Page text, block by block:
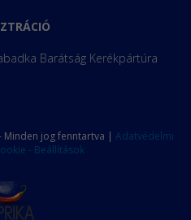
Barátság Kerékpártúra
Minden jog fenntartva | Adatvédelmi
- Beállítások